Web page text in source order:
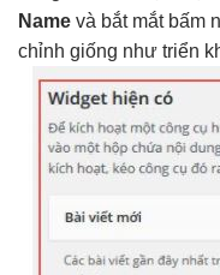
Name và bắt mắtbấm
chỉnh giống như triển